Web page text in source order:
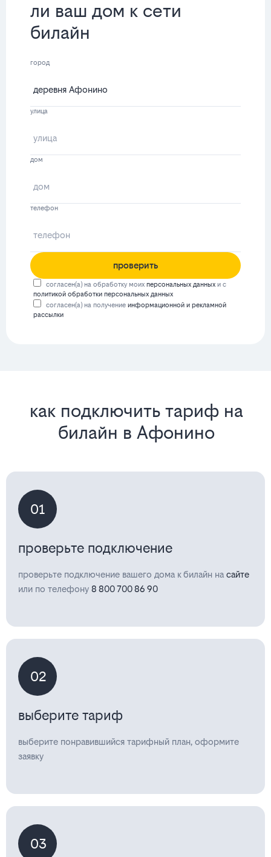
ли ваш дом к сети
билайн
город
улица
дом
телефон
проверить
согласен(а) на обработку моих персональных данных и с
политикой обработки персональных данных
согласен(а) на получение информационной и рекламной
рассылки
как подключить тариф на
билайн в Афонино
01
проверьте подключение
проверьте подключение вашего дома к билайн на сайте
или по телефону 8 800 700 86 90
02
выберите тариф
выберите понравившийся тарифный план, оформите
заявку
03